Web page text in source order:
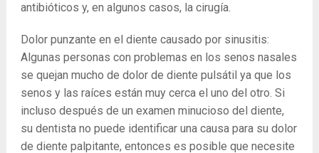
antibióticos y, en algunos casos, la cirugía.
Dolor punzante en el diente causado por sinusitis:
Algunas personas con problemas en los senos nasales
se quejan mucho de dolor de diente pulsátil ya que los
senos y las raíces están muy cerca el uno del otro. Si
incluso después de un examen minucioso del diente,
su dentista no puede identificar una causa para su dolor
de diente palpitante, entonces es posible que necesite